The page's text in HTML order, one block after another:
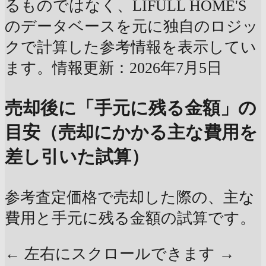
るものではなく、LIFULL HOME'S
のデータベースを元に独自のロジッ
クで計算した参考情報を表示してい
ます。情報更新：2026年7月5日
売却後に「手元に残る金額」の
目安（売却にかかる主な費用を
差し引いた試算）
参考査定価格で売却した際の、主な
費用と手元に残る金額の試算です。
← 左右にスクロールできます →